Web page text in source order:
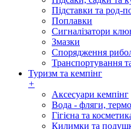
Підставки та род-
Поплавки
Сигналізатори
Змазки
Спорядження
Транспортування
Туризм та кемпінг
+
Аксесуари кемпінг
Вода - фляги,
Гігієна та
Килимки та